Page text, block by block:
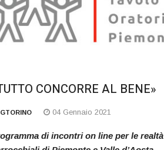
CONCORRE AL BENE»
04 Gennaio 2021
di incontri on line per le realtà